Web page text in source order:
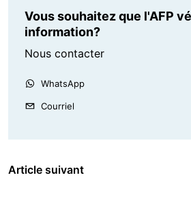
Vous souhaitez que l'AFP
information?
Nous contacter
WhatsApp
Courriel
Article suivant